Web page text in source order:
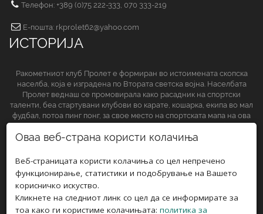
Телефон: +389 (0)75 222-333, 070 333-219
Е-пошта: rkprolet62@yahoo.com
ИСТОРИЈА
Ракометниот клуб Пролет е формиран во истоимената скопска
населба, која е изградена по Втората светска војна. Населбата
Пролет веднаш се промовирала како расадник на спортски
таленти, беа стартувани клубови во карате, кошарка, екипа во мал
фудбал, потоа пинг понг, за свое место на спортската мапа на ова
СЛЕДЕТЕ НЀ НА
Оваа веб-страна користи колачиња
Веб-страницата користи колачиња со цел непречено
функционирање, статистики и подобрување на Вашето
корисничко искуство.
Кликнете на следниот линк со цел да се информирате за
тоа како ги користиме колачињата: политика за